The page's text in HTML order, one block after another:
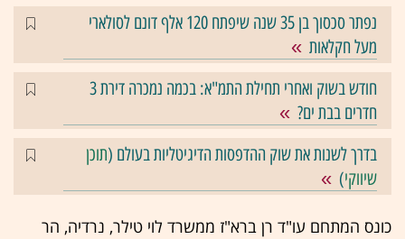
נפתר סכסוך בן 35 שנה שיפתח 120 אלף דונם לסולארי
מעל חקלאות
חודש בשוק ואחרי תחילת התמ"א: בכמה נמכרה דירת 3
חדרים בבת ים?
בדרך לשנות את שוק ההדפסות הדיגיטליות בעולם (תוכן
שיווקי)
כונס המתחם עו"ד רן ברא"ז ממשרד לוי טילר, נרדיה, הר